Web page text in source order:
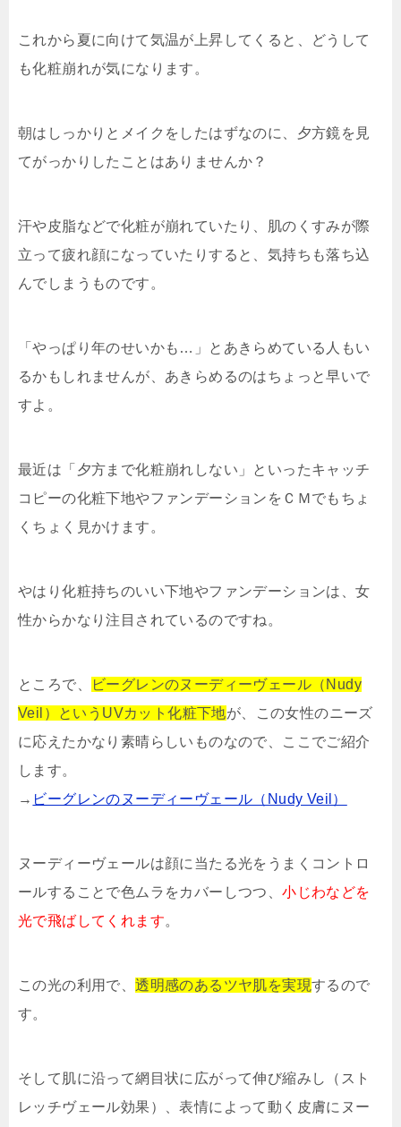
これから夏に向けて気温が上昇してくると、どうして
も化粧崩れが気になります。
朝はしっかりとメイクをしたはずなのに、夕方鏡を見
てがっかりしたことはありませんか？
汗や皮脂などで化粧が崩れていたり、肌のくすみが際
立って疲れ顔になっていたりすると、気持ちも落ち込
んでしまうものです。
「やっぱり年のせいかも…」とあきらめている人もい
るかもしれませんが、あきらめるのはちょっと早いで
すよ。
最近は「夕方まで化粧崩れしない」といったキャッチ
コピーの化粧下地やファンデーションをＣＭでもちょ
くちょく見かけます。
やはり化粧持ちのいい下地やファンデーションは、女
性からかなり注目されているのですね。
ところで、
ビーグレンのヌーディーヴェール（Nudy
Veil）というUVカット化粧下地が、この女性のニーズ
に応えたかなり素晴らしいものなので、ここでご紹介
します。
→ ビーグレンのヌーディーヴェール（Nudy Veil）
ヌーディーヴェールは顔に当たる光をうまくコントロ
ールすることで色ムラをカバーしつつ、小じわなどを
光で飛ばしてくれます。
この光の利用で、透明感のあるツヤ肌を実現するので
す。
そして肌に沿って網目状に広がって伸び縮みし（スト
レッチヴェール効果）、表情によって動く皮膚にヌー